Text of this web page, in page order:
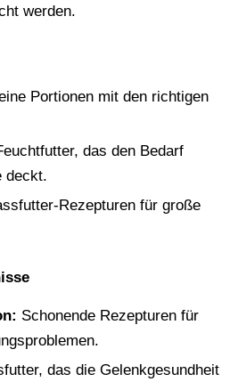
werden.
Portionen mit den richtigen
das den Bedarf
deckt.
Rezepturen für große
Schonende Rezepturen für
das die Gelenkgesundheit